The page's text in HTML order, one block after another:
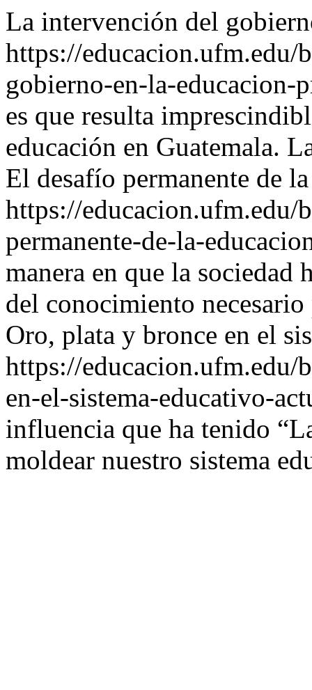
La intervención del
https://
gobierno-en-la-educacion-
es que resulta
educación en Guatemala.
El desafío permanente de
https://educacion.ufm.edu/
permanente-de-la-
manera en que la sociedad
del conocimiento
Oro, plata y bronce en el
https://educacion.ufm.edu/
en-el-sistema-educativo-
influencia que ha tenido
moldear nuestro sistema